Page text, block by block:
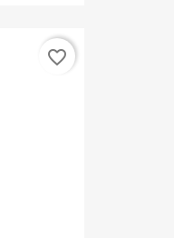
favorite_border